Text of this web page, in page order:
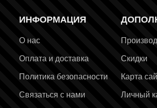
ИНФОРМАЦИЯ
О нас
Оплата и доставка
Политика безопасности
Связаться с нами
Скидки
Карта
Личный